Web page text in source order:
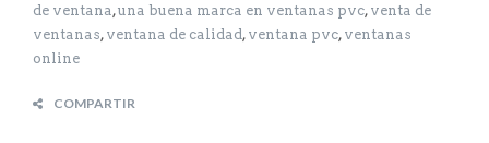
COMPARTIR
de ventana ,una buena marca en ventanas pvc, venta de
ventanas, ventana de calidad, ventana pvc, ventanas
online